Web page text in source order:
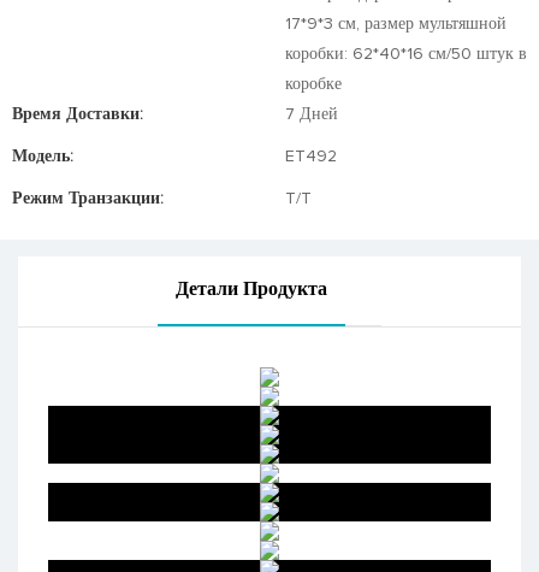
17*9*3 см, размер мультяшной
коробки: 62*40*16 см/50 штук в
коробке
Время Доставки:
7 Дней
Модель: ET492
Режим Транзакции: T/T
Детали Продукта